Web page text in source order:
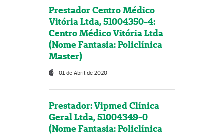
Prestador Centro Médico
Vitória Ltda, 51004350-4:
Centro Médico Vitória Ltda
(Nome Fantasia: Policlínica
Master)
01 de Abril de 2020
Prestador: Vipmed Clínica
Geral Ltda, 51004349-0
(Nome Fantasia: Policlínica